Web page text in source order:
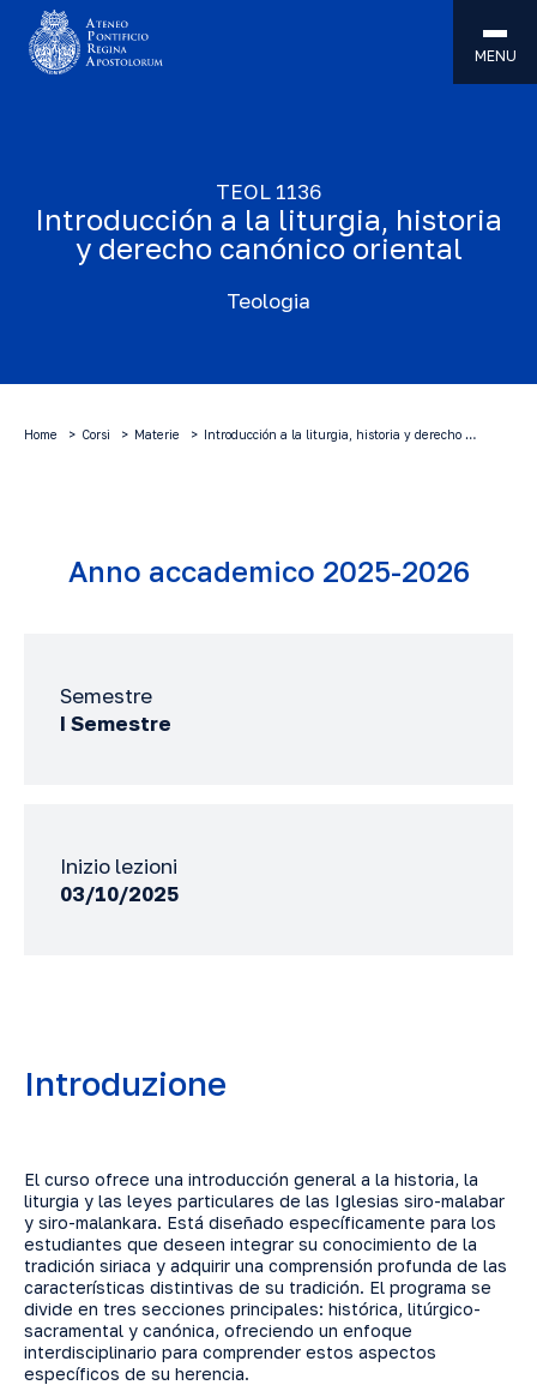
MENU
TEOL 1136
Introducción a la liturgia, historia
y derecho canónico oriental
Teologia
Home Corsi Materie Introducción a la liturgia, historia y derecho …
Anno accademico 2025-2026
Semestre
I Semestre
Inizio lezioni
03/10/2025
Introduzione
El curso ofrece una introducción general a la historia, la
liturgia y las leyes particulares de las Iglesias siro-malabar
y siro-malankara. Está diseñado específicamente para los
estudiantes que deseen integrar su conocimiento de la
tradición siriaca y adquirir una comprensión profunda de las
características distintivas de su tradición. El programa se
divide en tres secciones principales: histórica, litúrgico-
sacramental y canónica, ofreciendo un enfoque
interdisciplinario para comprender estos aspectos
específicos de su herencia.